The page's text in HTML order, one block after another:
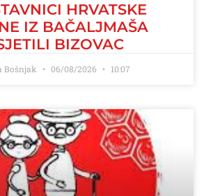
HRVATSKE
IZ BAČALJMAŠA
BIZOVAC
Bošnjak 06/08/2026 10:07